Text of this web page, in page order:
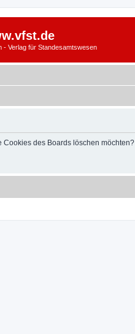
- Verlag für Standesamtswesen
Cookies des Boards löschen möchten?